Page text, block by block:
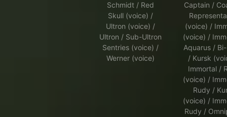
Schmidt / Red
Skull (voice) /
Ultron (voice) /
Ultron / Sub-Ultron
Sentries (voice) /
Werner (voice)
Captain /
(voice) /
(voice) /
Aquarus /
/ Kursk
Immortal /
(voice) /
Rudy /
(voice) /
Rudy /